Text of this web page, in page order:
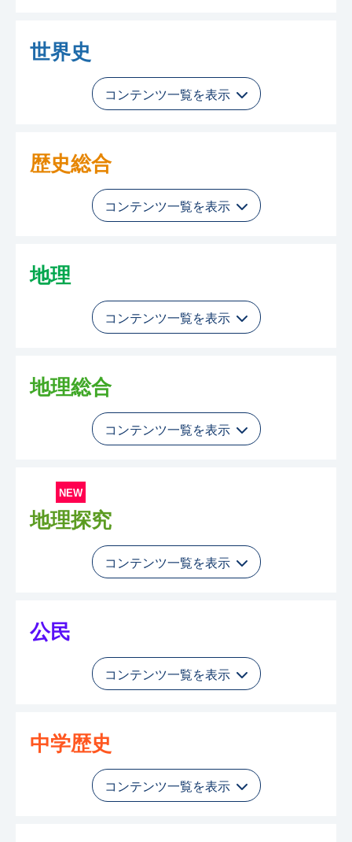
世界史
コンテンツ一覧を表示
歴史総合
コンテンツ一覧を表示
地理
コンテンツ一覧を表示
地理総合
コンテンツ一覧を表示
地理探究
NEW
コンテンツ一覧を表示
公民
コンテンツ一覧を表示
中学歴史
コンテンツ一覧を表示